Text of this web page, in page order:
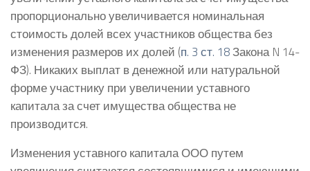
пропорционально увеличивается номинальная
стоимость долей всех участников общества без
изменения размеров их долей (п. 3 ст. 18Закона N 14-
ФЗ). Никаких выплат в денежной или натуральной
форме участнику при увеличении уставного
капитала за счет имущества общества не
производится.
Изменения уставного капитала ООО путем